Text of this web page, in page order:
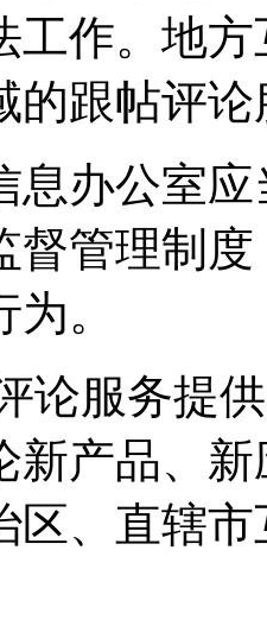
工作。地
的跟帖评
息办公室
督管理制
。
论服务提
新产品、
区、直辖